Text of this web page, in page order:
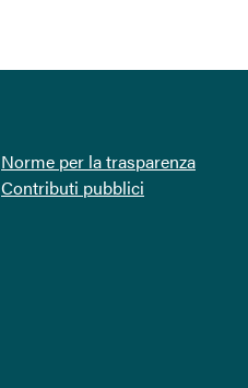
Norme per la trasparenza
Contributi pubblici